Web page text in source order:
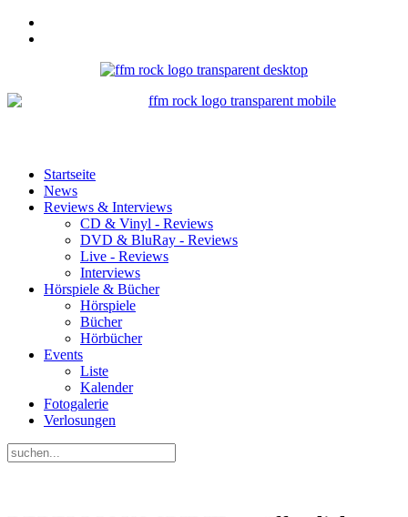
Startseite
News
Reviews & Interviews
CD & Vinyl - Reviews
DVD & BluRay - Reviews
Live - Reviews
Interviews
Hörspiele & Bücher
Hörspiele
Bücher
Hörbücher
Events
Liste
Kalender
Fotogalerie
Verlosungen